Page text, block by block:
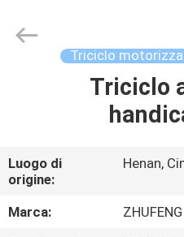
CIRCA
NOI
Motorcycle
Triciclo
Triciclo
Luogo di
origine:
Henan,
Marca:
ZHUFENG